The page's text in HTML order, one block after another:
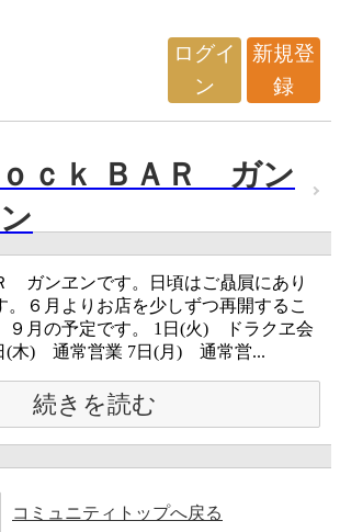
ログイ
ン
新規登
録
ｏｃｋ ＢＡＲ ガン
ガンヱンです。日頃はご贔屓にあり
。６月よりお店を少しずつ再開するこ
９月の予定です。 1日(火) ドラクヱ会
(木) 通常営業 7日(月) 通常営...
続きを読む
コミュニティトップへ戻る